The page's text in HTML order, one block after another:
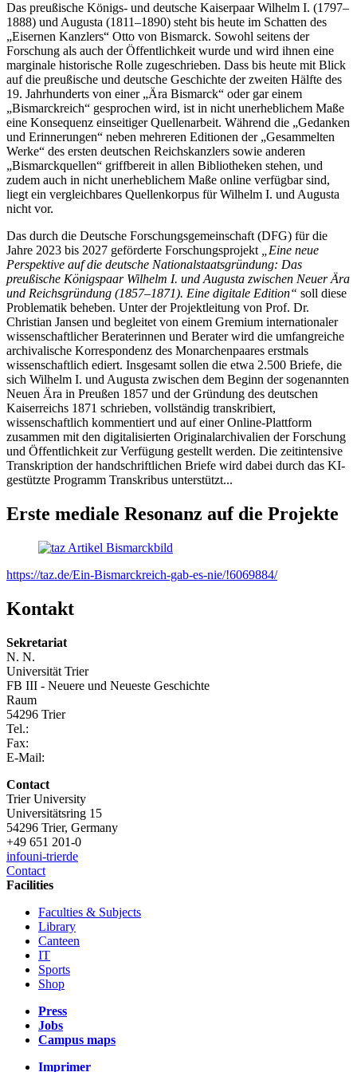
Das preußische Königs- und deutsche Kaiserpaar Wilhelm I. (1797–
1888) und Augusta (1811–1890) steht bis heute im Schatten des
„Eisernen Kanzlers“ Otto von Bismarck. Sowohl seitens der
Forschung als auch der Öffentlichkeit wurde und wird ihnen eine
marginale historische Rolle zugeschrieben. Dass bis heute mit Blick
auf die preußische und deutsche Geschichte der zweiten Hälfte des
19. Jahrhunderts von einer „Ära Bismarck“ oder gar einem
„Bismarckreich“ gesprochen wird, ist in nicht unerheblichem Maße
eine Konsequenz einseitiger Quellenarbeit. Während die „Gedanken
und Erinnerungen“ neben mehreren Editionen der „Gesammelten
Werke“ des ersten deutschen Reichskanzlers sowie anderen
„Bismarckquellen“ griffbereit in allen Bibliotheken stehen, und
zudem auch in nicht unerheblichem Maße online verfügbar sind,
liegt ein vergleichbares Quellenkorpus für Wilhelm I. und Augusta
nicht vor.
Das durch die Deutsche Forschungsgemeinschaft (DFG) für die
Jahre 2023 bis 2027 geförderte Forschungsprojekt „Eine neue
Perspektive auf die deutsche Nationalstaatsgründung: Das
preußische Königspaar Wilhelm I. und Augusta zwischen Neuer Ära
und Reichsgründung (1857–1871). Eine digitale Edition“ soll diese
Problematik beheben. Unter der Projektleitung von Prof. Dr.
Christian Jansen und begleitet von einem Gremium internationaler
wissenschaftlicher Beraterinnen und Berater wird die umfangreiche
archivalische Korrespondenz des Monarchenpaares erstmals
wissenschaftlich ediert. Insgesamt sollen die etwa 2.500 Briefe, die
sich Wilhelm I. und Augusta zwischen dem Beginn der sogenannten
Neuen Ära in Preußen 1857 und der Gründung des deutschen
Kaiserreichs 1871 schrieben, vollständig transkribiert,
wissenschaftlich kommentiert und auf einer Online-Plattform
zusammen mit den digitalisierten Originalarchivalien der Forschung
und Öffentlichkeit zur Verfügung gestellt werden. Die zeitintensive
Transkription der handschriftlichen Briefe wird dabei durch das KI-
gestützte Programm Transkribus unterstützt...
Erste mediale Resonanz auf die Projekte
https://taz.de/Ein-Bismarckreich-gab-es-nie/!6069884/
Kontakt
Sekretariat
N. N.
Universität Trier
FB III - Neuere und Neueste Geschichte
Raum
54296 Trier
Tel.:
Fax:
E-Mail:
Contact
Trier University
Universitätsring 15
54296 Trier, Germany
+49 651 201-0
infouni-trierde
Contact
Facilities
Faculties & Subjects
Library
Canteen
IT
Sports
Shop
Press
Jobs
Campus maps
Imprimer